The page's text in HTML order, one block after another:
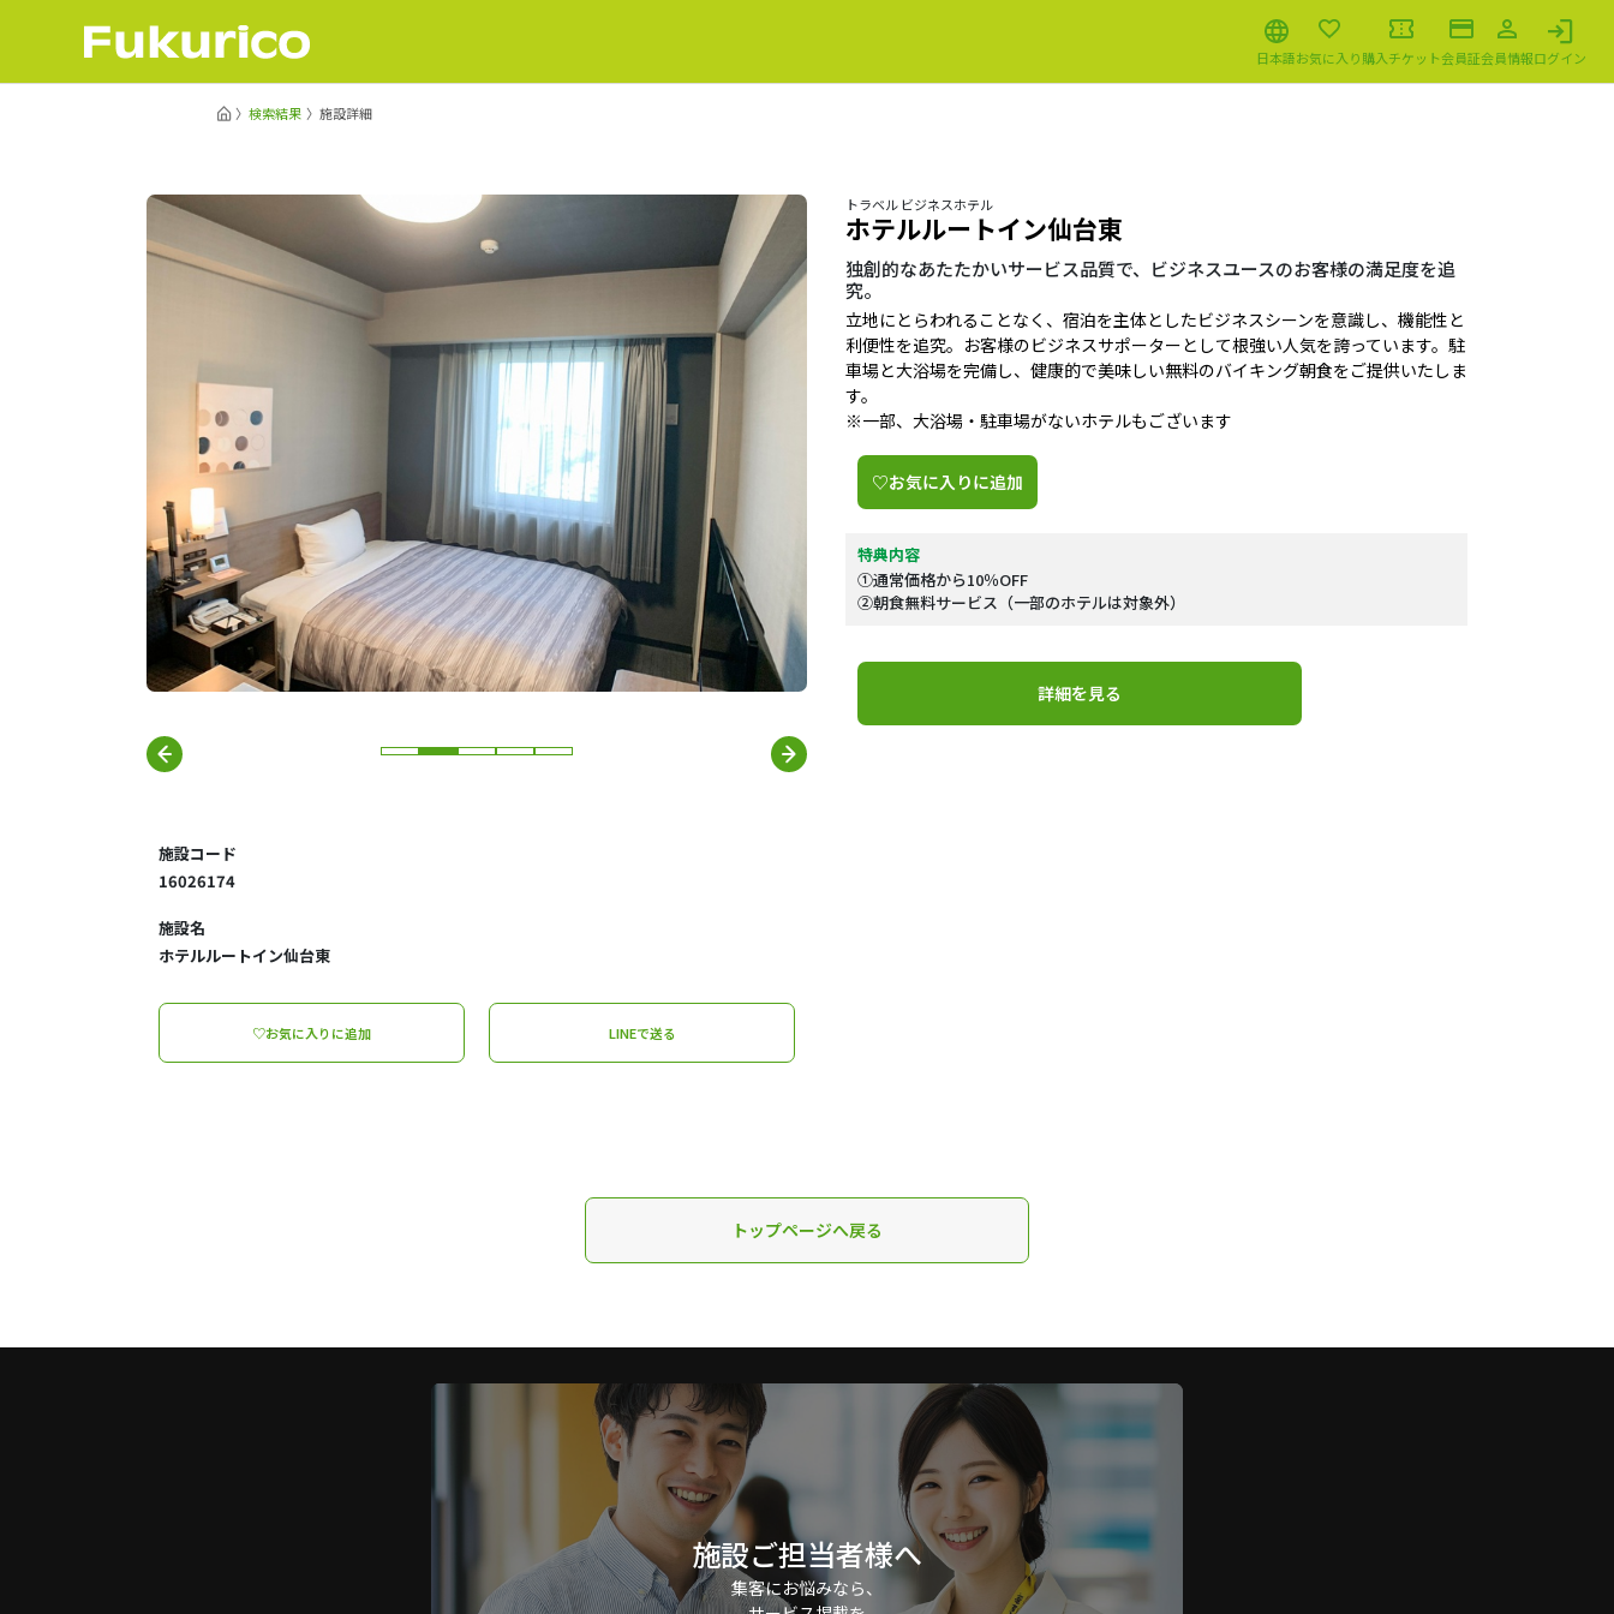
日本語お気に入り購入チケット会員証会員情報ログイン
検索結果 施設詳細
トラベル ビジネスホテル
ホテルルートイン仙台東
独創的なあたたかいサービス品質で、ビジネスユースのお客様の満足度を追
究。
立地にとらわれることなく、宿泊を主体としたビジネスシーンを意識し、機能性と
利便性を追究。お客様のビジネスサポーターとして根強い人気を誇っています。駐
車場と大浴場を完備し、健康的で美味しい無料のバイキング朝食をご提供いたしま
す。
※一部、大浴場・駐車場がないホテルもございます
♡お気に入りに追加
特典内容
①通常価格から10％OFF
②朝食無料サービス（一部のホテルは対象外）
詳細を見る
施設コード
16026174
施設名
ホテルルートイン仙台東
♡お気に入りに追加 LINEで送る
トップページへ戻る
施設ご担当者様へ
集客にお悩みなら、